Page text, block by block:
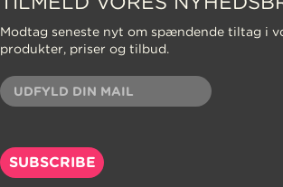
Modtag seneste nyt om spændende tiltag i
produkter, priser og tilbud.